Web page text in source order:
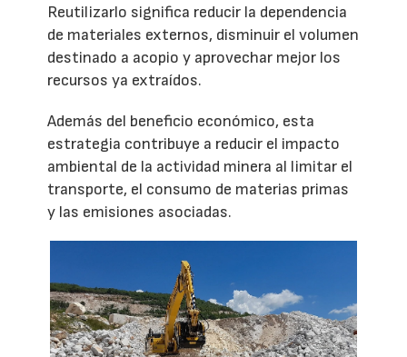
Reutilizarlo significa reducir la dependencia
de materiales externos, disminuir el volumen
destinado a acopio y aprovechar mejor los
recursos ya extraídos.
Además del beneficio económico, esta
estrategia contribuye a reducir el impacto
ambiental de la actividad minera al limitar el
transporte, el consumo de materias primas
y las emisiones asociadas.